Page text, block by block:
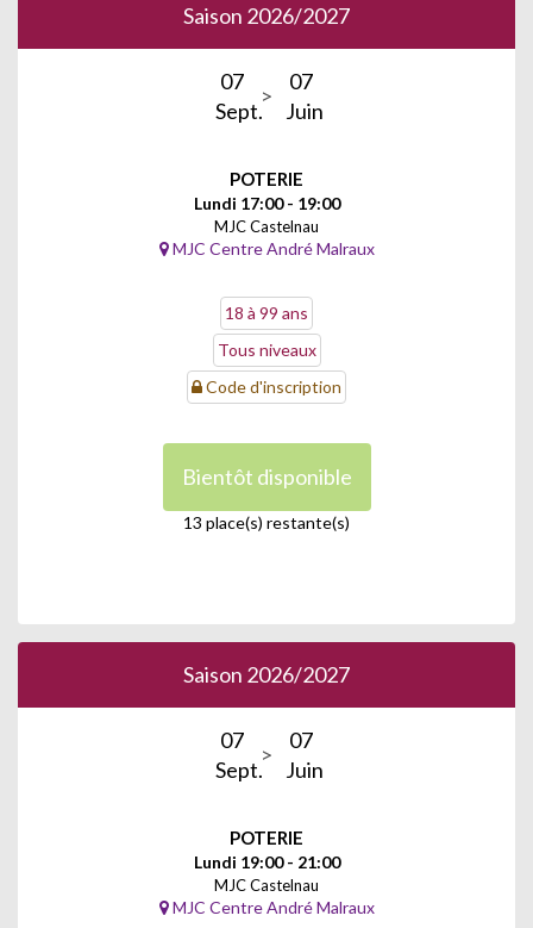
Saison 2026/2027
07
Sept.
07
Juin
POTERIE
Lundi 17:00 - 19:00
MJC Castelnau
MJC Centre André Malraux
18 à 99 ans
Tous niveaux
Code d'inscription
Bientôt disponible
13 place(s) restante(s)
Saison 2026/2027
07
Sept.
07
Juin
POTERIE
Lundi 19:00 - 21:00
MJC Castelnau
MJC Centre André Malraux